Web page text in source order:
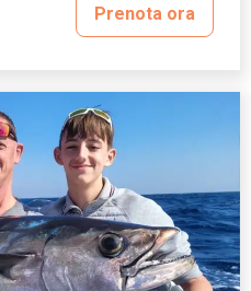
Prenota ora